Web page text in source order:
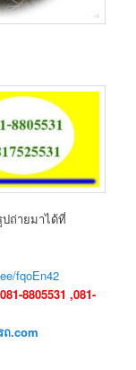
ปถ่ายมาได้ที่
fqoEn42
8805531 ,081-
.com